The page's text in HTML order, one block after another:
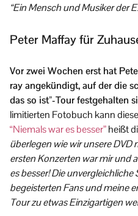
“Ein Mensch und Musiker der
Peter Maffay für
Vor zwei Wochen erst hat
ray angekündigt, auf der die
das so ist”-Tour festgehalten
limitierten Fotobuch kann
“Niemals war es besser”heißt
überlegen wie wir unsere DVD
ersten Konzerten war mir und
es besser! Die
begeisterten Fans und meine
Tour zu etwas Einzigartigen